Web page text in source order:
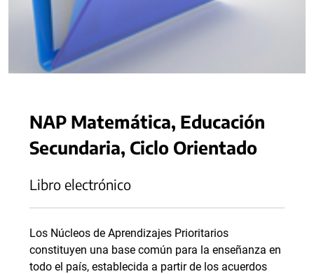
NAP Matemática, Educación
Secundaria, Ciclo Orientado
Libro electrónico
Los Núcleos de Aprendizajes Prioritarios
constituyen una base común para la enseñanza en
todo el país, establecida a partir de los acuerdos